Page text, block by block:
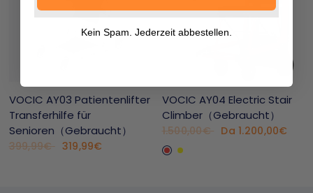
VOCIC AY03 Patientenlifter
Transferhilfe für
Senioren（Gebraucht）
399,99€ 319,99€
VOCIC AY04 Electric Stair
Climber（Gebraucht）
1.500,00€ Da1.200,00€
RotGelb
Kein Spam. Jederzeit abbestellen.